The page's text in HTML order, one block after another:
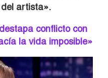
artista».
conflicto con
la vida imposible»